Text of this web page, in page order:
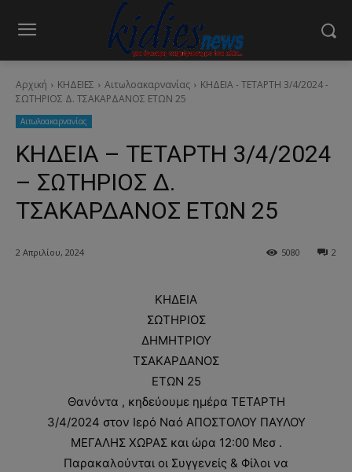
Αρχική ΚΗΔΕΙΕΣ Aιτωλοακαρνανίας
ΚΗΔΕΙΑ - ΤΕΤΑΡΤΗ 3/4/2024 -
ΣΩΤΗΡΙΟΣ Δ. ΤΣΑΚΑΡΔΑΝΟΣ ΕΤΩΝ 25
Aιτωλοακαρνανίας
ΚΗΔΕΙΑ – ΤΕΤΑΡΤΗ 3/4/2024
– ΣΩΤΗΡΙΟΣ Δ.
ΤΣΑΚΑΡΔΑΝΟΣ ΕΤΩΝ 25
2 Απριλίου, 2024 2
5080
ΚΗΔΕΙΑ
ΣΩΤΗΡΙΟΣ
ΔΗΜΗΤΡΙΟΥ
ΤΣΑΚΑΡΔΑΝΟΣ
ΕΤΩΝ 25
Θανόντα , κηδεύουμε ημέρα ΤΕΤΑΡΤΗ
3/4/2024 στον Ιερό Ναό ΑΠΟΣΤΟΛΟΥ ΠΑΥΛΟΥ
ΜΕΓΑΛΗΣ ΧΩΡΑΣ και ώρα 12:00 Μεσ .
Παρακαλούνται οι Συγγενείς & Φίλοι να